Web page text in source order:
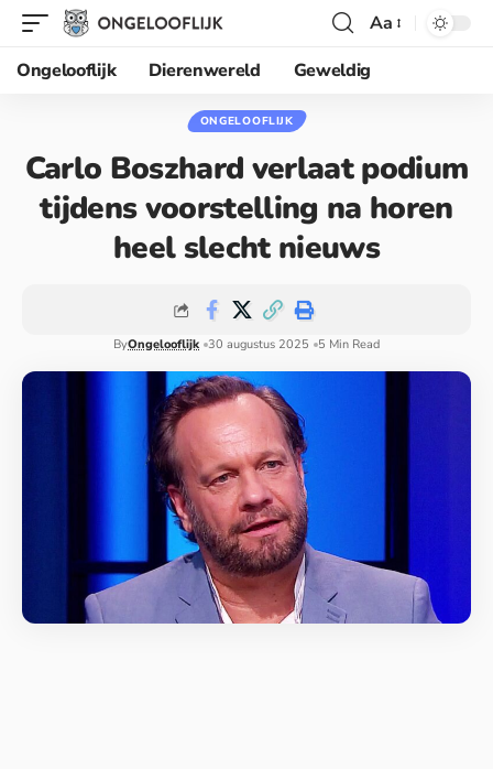
Aa
Ongelooflijk
Dierenwereld Geweldig
ONGELOOFLIJK
Carlo Boszhard verlaat podium
tijdens voorstelling na horen
heel slecht nieuws
ByOngelooflijk 30 augustus 2025 5 Min Read